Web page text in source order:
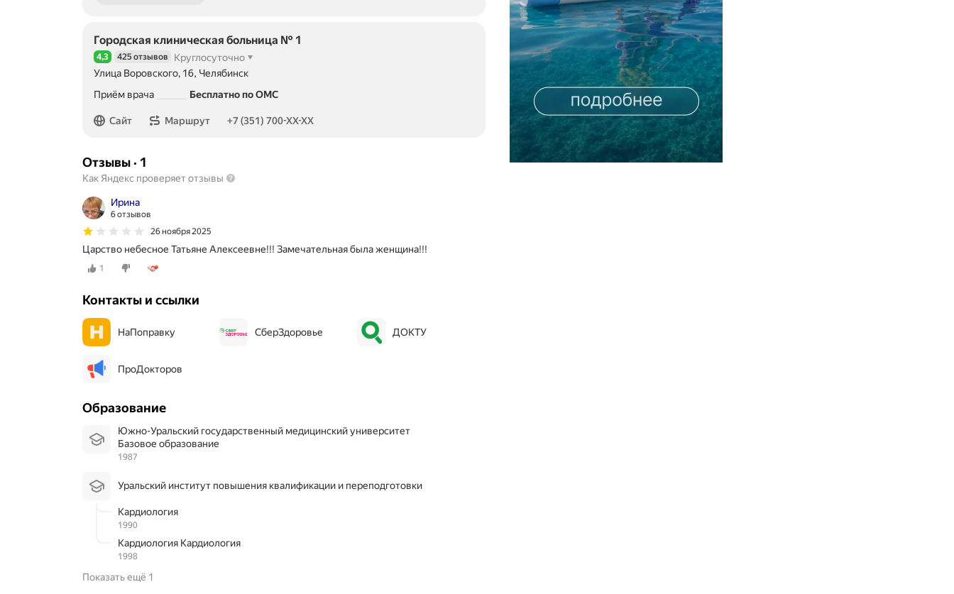
Городская клиническая больница № 1
Рейтинг 4,3 из 5
4,3 425 отзывов
Круглосуточно
Улица Воровского, 16, Челябинск
Приём врача
Бесплатно по ОМС
Сайт Маршрут
Номер телефона: +73517002499 +7 (351) 700-XX-XX
Отзывы· 1
Как Яндекс проверяет отзывы
Ирина
6 отзывов
26 ноября 2025
Царство небесное Татьяне Алексеевне!!! Замечательная была женщина!!!
1
Контакты и ссылки
НаПоправку СберЗдоровье ДОКТУ
ПроДокторов
Образование
Южно-Уральский государственный медицинский университет
Базовое образование
1987
Уральский институт повышения квалификации и переподготовки
Кардиология
1990
Кардиология Кардиология
1998
Показать ещё 1